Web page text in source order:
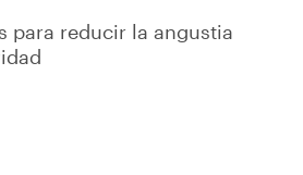
para reducir la angustia